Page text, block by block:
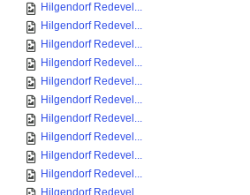
Hilgendorf Redevel...
Hilgendorf Redevel...
Hilgendorf Redevel...
Hilgendorf Redevel...
Hilgendorf Redevel...
Hilgendorf Redevel...
Hilgendorf Redevel...
Hilgendorf Redevel...
Hilgendorf Redevel...
Hilgendorf Redevel...
Hilgendorf Redevel...